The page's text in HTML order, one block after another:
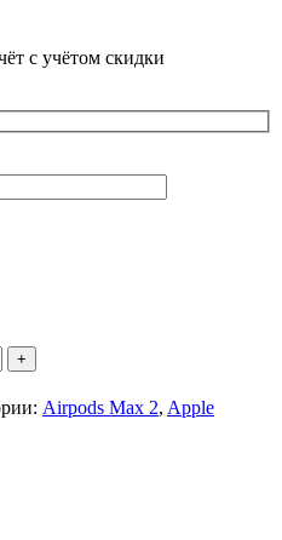
с учётом скидки
Airpods Max 2, Apple